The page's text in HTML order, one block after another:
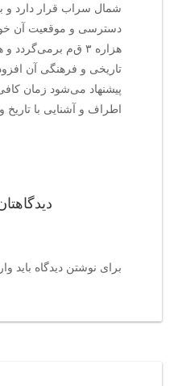
شمال سراب قرار دارد و
دسترسی و موقعیت آن
هزاره ۳ ق‌م‌
تاریخی و فرهنگی آن
پیشنهاد می‌شود زمان
اطراف و آشنایی با تاریخ
برای نوشتن دیدگاه باید